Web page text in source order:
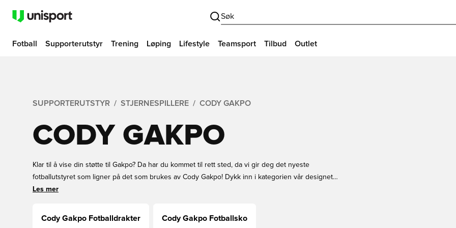
Søk
Fotball Supporterutstyr Trening Løping Lifestyle Teamsport Tilbud Outlet
SUPPORTERUTSTYR STJERNESPILLERE CODY GAKPO
CODY GAKPO
Klar til å vise din støtte til Gakpo? Da har du kommet til rett sted, da vi gir deg det nyeste
fotballutstyret som ligner på det som brukes av Cody Gakpo! Dykk inn i kategorien vår designet
for å matche nederlendernes foretrukne fotballsko, og bli med i rekkene til Gakpo-fansen ved å få
Les mer
Cody Gakpo Fotballdrakter Cody Gakpo Fotballsko